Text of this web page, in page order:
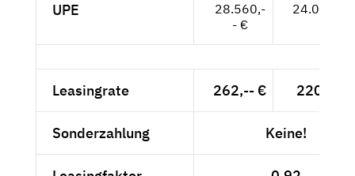
UPE
28.560,-
- €
24.000,--
Leasingrate 262,-- € 220,17 €
Sonderzahlung Keine!